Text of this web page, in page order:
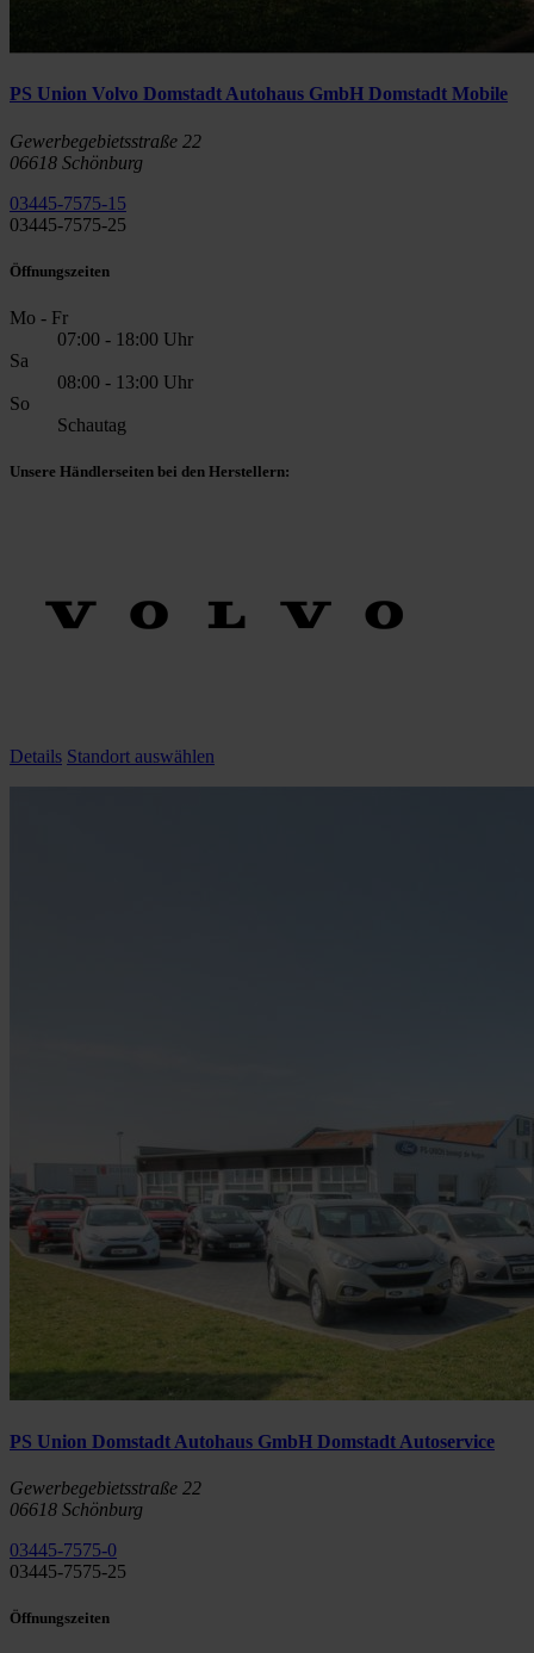
PS Union Volvo Domstadt Autohaus GmbH Domstadt Mobile
Gewerbegebietsstraße 22
06618 Schönburg
03445-7575-15
03445-7575-25
Öffnungszeiten
Mo - Fr
07:00 - 18:00 Uhr
Sa
08:00 - 13:00 Uhr
So
Schautag
Unsere Händlerseiten bei den Herstellern:
Details Standort auswählen
PS Union Domstadt Autohaus GmbH Domstadt Autoservice
Gewerbegebietsstraße 22
06618 Schönburg
03445-7575-0
03445-7575-25
Öffnungszeiten